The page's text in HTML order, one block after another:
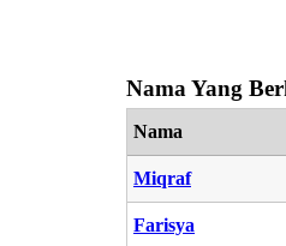
Nama Yang
Nama
Miqraf
Farisya